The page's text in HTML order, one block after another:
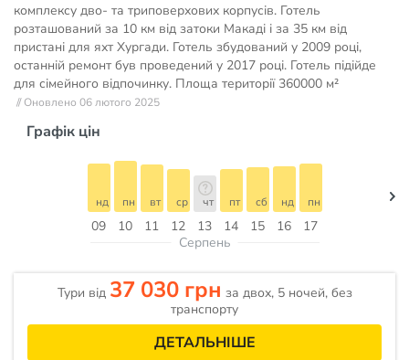
комплексу дво- та триповерхових корпусів. Готель
розташований за 10 км від затоки Макаді і за 35 км від
пристані для яхт Хургади. Готель збудований у 2009 році,
останній ремонт був проведений у 2017 році. Готель підійде
для сімейного відпочинку. Площа території 360000 м²
// Оновлено 06 лютого 2025
Графік цін
09
нд
10
пн
11
вт
12
ср
13
чт
14
пт
15
сб
16
нд
17
пн
Серпень
Тури від 37 030 грн за двох, 5 ночей, без
транспорту
ДЕТАЛЬНІШЕ